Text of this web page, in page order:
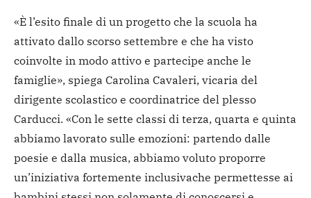
«È l’esito finale di un progetto che la scuola ha
attivato dallo scorso settembre e che ha visto
coinvolte in modo attivo e partecipe anche le
famiglie», spiega Carolina Cavaleri, vicaria del
dirigente scolastico e coordinatrice del plesso
Carducci. «Con le sette classi di terza, quarta e quinta
abbiamo lavorato sulle emozioni: partendo dalle
poesie e dalla musica, abbiamo voluto proporre
un’iniziativa fortemente inclusivache permettesse ai